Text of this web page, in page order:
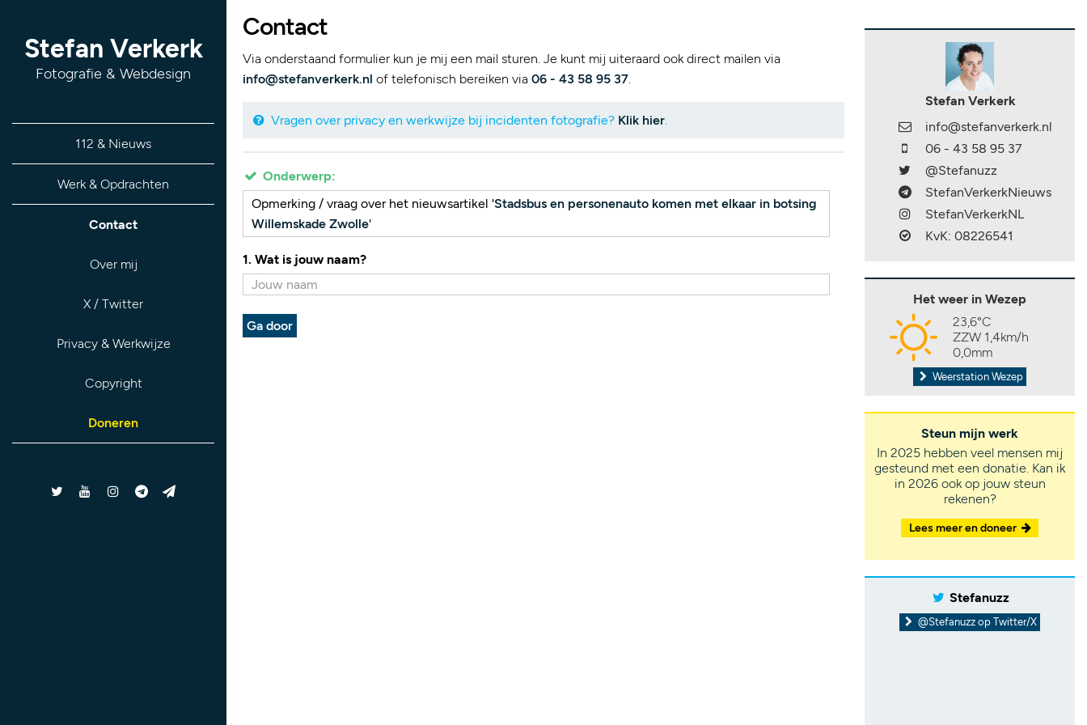
Stefan Verkerk
Fotografie & Webdesign
112 & Nieuws
Werk & Opdrachten
Contact
Over mij
X / Twitter
Privacy & Werkwijze
Copyright
Doneren
Contact
Via onderstaand formulier kun je mij een mail sturen. Je kunt mij uiteraard ook direct mailen via
info@stefanverkerk.nl of telefonisch bereiken via 06 - 43 58 95 37.
Vragen over privacy en werkwijze bij incidenten fotografie? Klik hier.
Onderwerp:
Opmerking / vraag over het nieuwsartikel 'Stadsbus en personenauto komen met elkaar in botsing
Willemskade Zwolle'
1. Wat is jouw naam?
Ga door
Stefan Verkerk
info@stefanverkerk.nl
06 - 43 58 95 37
@Stefanuzz
StefanVerkerkNieuws
StefanVerkerkNL
KvK: 08226541
Het weer in Wezep
23,6°C
ZZW 1,4km/h
0,0mm
Weerstation Wezep
Steun mijn werk
In 2025 hebben veel mensen mij
gesteund met een donatie. Kan ik
in 2026 ook op jouw steun
rekenen?
Lees meer en doneer
Stefanuzz
@Stefanuzz op Twitter/X